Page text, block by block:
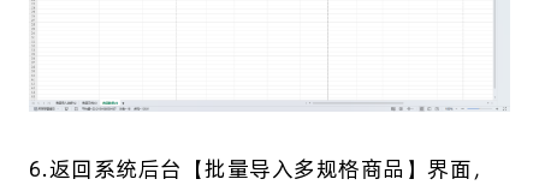
6.返回系统后台【批量导入多规格商品】界面，